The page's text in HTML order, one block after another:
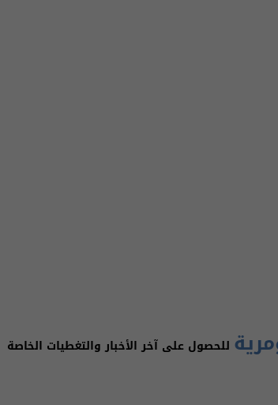
للحصول على آخر الأخبار والتغطيات الخاصة